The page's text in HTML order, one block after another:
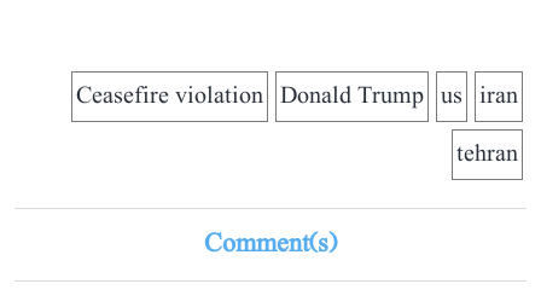
iran
us
Donald Trump
Ceasefire violation
tehran
Comment(s)